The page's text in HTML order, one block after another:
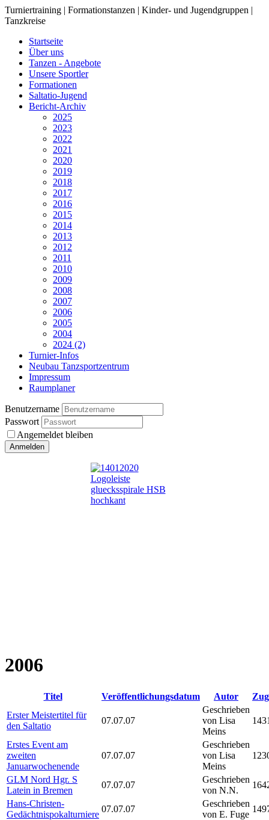
Turniertraining | Formationstanzen | Kinder- und Jugendgruppen |
Tanzkreise
Startseite
Über uns
Tanzen - Angebote
Unsere Sportler
Formationen
Saltatio-Jugend
Bericht-Archiv
2025
2023
2022
2021
2020
2019
2018
2017
2016
2015
2014
2013
2012
2011
2010
2009
2008
2007
2006
2005
2004
2024 (2)
Turnier-Infos
Neubau Tanzsportzentrum
Impressum
Raumplaner
Benutzername
Passwort
Angemeldet bleiben
2006
Titel Veröffentlichungsdatum Autor
Erster Meistertitel für
den Saltatio
07.07.07
Geschrieben
von Lisa
Meins
Erstes Event am
zweiten
Januarwochenende
07.07.07
Geschrieben
von Lisa
Meins
GLM Nord Hgr. S
Latein in Bremen
07.07.07
Geschrieben
von N.N.
Hans-Christen-
Gedächtnispokalturniere
07.07.07
Geschrieben
von E. Fuge